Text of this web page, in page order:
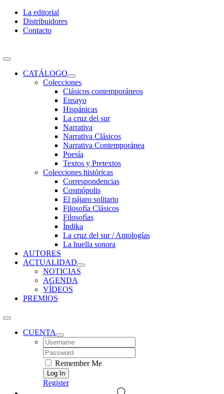
Skip
content
La editorial
Distribuidores
Contacto
Toggle
NavigationCATÁLOGO
Colecciones
Clásicos contemporáneos
Ensayo
Hispánicas
La cruz del sur
Narrativa
Narrativa Clásicos
Narrativa Contemporánea
Poesía
Textos y Pretextos
Colecciones históricas
Correspondencias
Cosmópolis
El pájaro solitario
Filosofía Clásicos
Filosofías
Índika
La cruz del sur / Antologías
La huella sonora
AUTORES
ACTUALIDAD
NOTICIAS
AGENDA
VÍDEOS
PREMIOS
CUENTA
Username:
Password:
Remember Me
Register